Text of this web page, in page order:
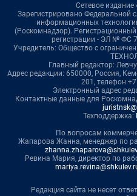
Сетевое издание
Зарегистрировано Федеральной
информационных
(Роскомнадзор).
регистрации - ЭЛ № ФС
Учредитель: Общество с
Главный редактор:
Адрес редакции: 650000, Россия,
201, телефон
Электронный адрес
Контактные данные для
Техподдержка:
По вопросам
Жапарова Жанна, менеджер по
Ревина Мария, директор по
Редакция сайта не несет